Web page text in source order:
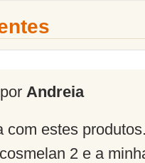
Andreia
com estes
2 e a